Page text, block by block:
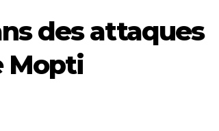
des attaques
Mopti